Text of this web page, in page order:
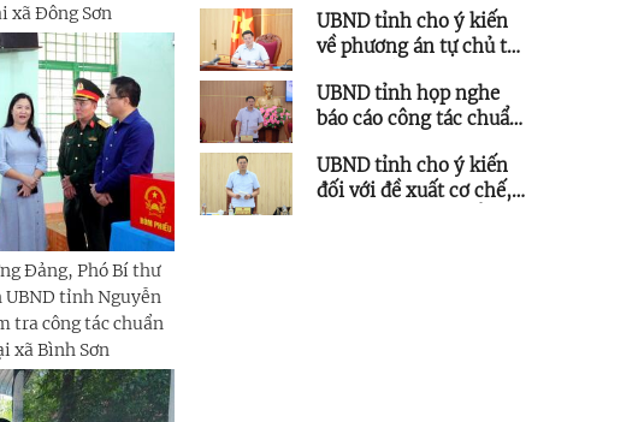
xã Đông Sơn
Đảng, Phó Bí thư
tỉnh Nguyễn
tra công tác chuẩn
xã Bình Sơn
UBND tỉnh cho ý kiến
về phương án tự chủ tài
Đại học Phạm Văn
Đồng
UBND tỉnh họp nghe
báo cáo công tác chuẩn
trọng trong tháng
8/2026
UBND tỉnh cho ý kiến
đối với đề xuất cơ chế,